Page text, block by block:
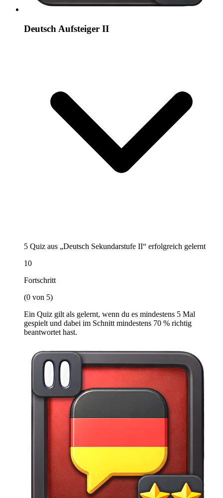
Deutsch Aufsteiger II
5 Quiz aus „Deutsch Sekundarstufe II“ erfolgreich gelernt
10
Fortschritt
(0 von 5)
Ein Quiz gilt als gelernt, wenn du es mindestens 5 Mal
gespielt und dabei im Schnitt mindestens 70 % richtig
beantwortet hast.